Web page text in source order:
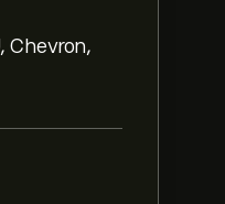
Chevron,